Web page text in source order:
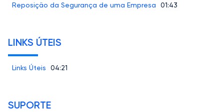
Reposição da Segurança de uma Empresa
01:43
LINKS ÚTEIS
Links Úteis 04:21
SUPORTE